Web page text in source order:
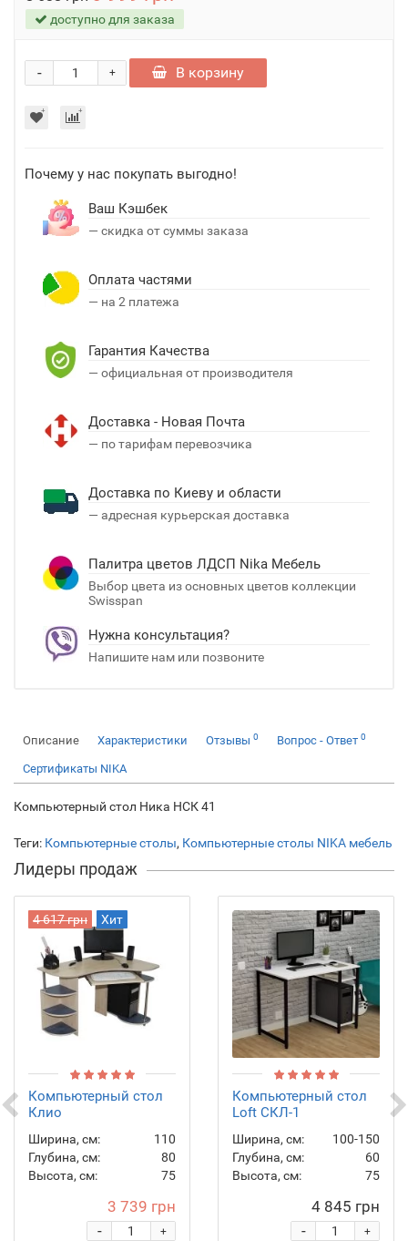
доступно для заказа
+
- В корзину
Почему у нас покупать выгодно!
Ваш Кэшбек
— скидка от суммы заказа
Оплата частями
— на 2 платежа
Гарантия Качества
— официальная от производителя
Доставка - Новая Почта
— по тарифам перевозчика
Доставка по Киеву и области
— адресная курьерская доставка
Палитра цветов ЛДСП Nika Мебель
Выбор цвета из основных цветов коллекции
Swisspan
Нужна консультация?
Напишите нам или позвоните
Описание Характеристики Отзывы 0 Вопрос - Ответ 0
Сертификаты NIKA
Компьютерный стол Ника НСК 41
Теги: Компьютерные столы, Компьютерные столы NIKA мебель
Лидеры продаж
4 617 грн Хит
Компьютерный стол
Клио
Ширина, см:
110
Глубина, см:
80
Высота, см:
75
3 739 грн
+
-
Компьютерный стол
Loft СКЛ-1
Ширина, см:
100-150
Глубина, см:
60
Высота, см:
75
4 845 грн
+
-